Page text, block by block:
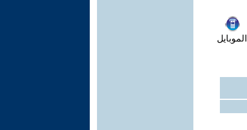
الموبايل